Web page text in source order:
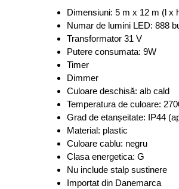
Dimensiuni: 5 m x 12 m (l x
Numar de lumini LED: 888
Transformator 31 V
Putere consumata: 9W
Timer
Dimmer
Culoare deschisă: alb cald
Temperatura de culoare:
Grad de etanșeitate: IP44
Material: plastic
Culoare cablu: negru
Clasa energetica: G
Nu include stalp sustinere
Importat din Danemarca